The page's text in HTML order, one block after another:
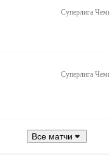
Все матчи